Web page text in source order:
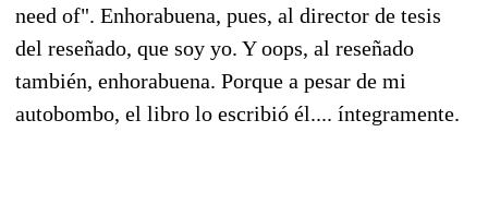
need of". Enhorabuena, pues, al director de tesis
del reseñado, que soy yo. Y oops, al reseñado
también, enhorabuena. Porque a pesar de mi
autobombo, el libro lo escribió él.... íntegramente.